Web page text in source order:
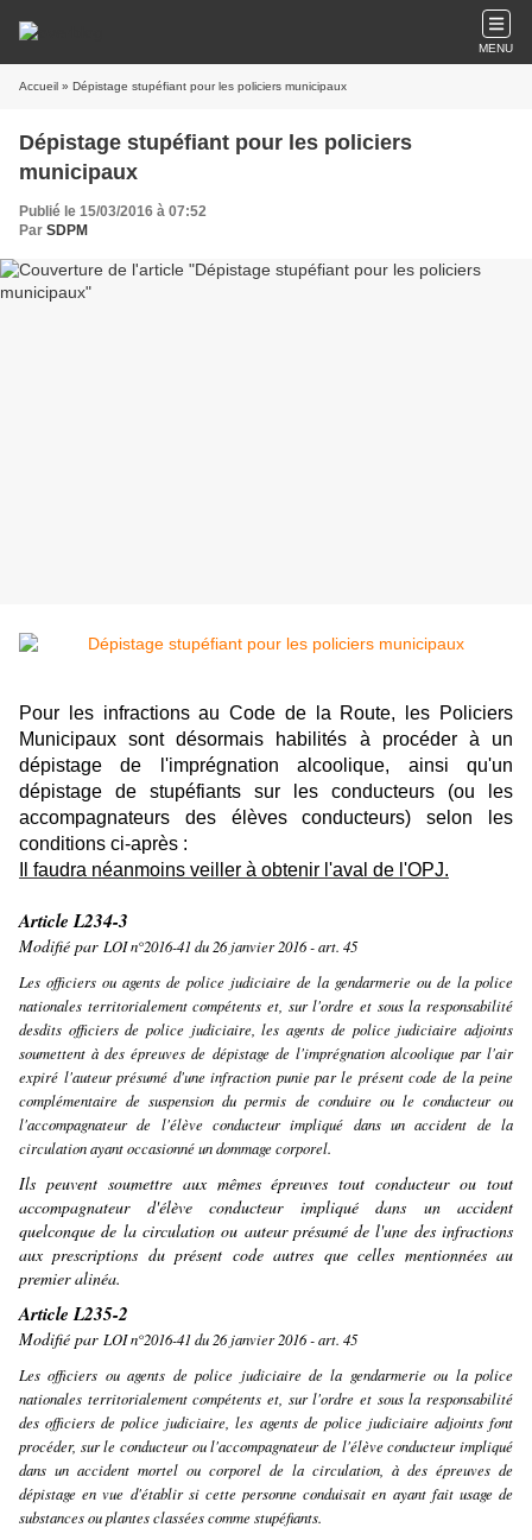
MENU
Accueil » Dépistage stupéfiant pour les policiers municipaux
Dépistage stupéfiant pour les policiers
municipaux
Publié le 15/03/2016 à 07:52
Par SDPM
Pour les infractions au Code de la Route,
les Policiers
Municipaux sont désormais habilités à procéder à un
dépistage de l'imprégnation alcoolique, ainsi qu'un
dépistage de stupéfiants sur les conducteurs (ou les
accompagnateurs des élèves conducteurs) selon les
conditions ci-après :
Il faudra néanmoins veiller à obtenir l'aval de l'OPJ.
Article L234-3
Modifié par LOI n°2016-41 du 26 janvier 2016 - art. 45
Les officiers ou agents de police judiciaire de la gendarmerie ou de la police
nationales territorialement compétents et, sur l'ordre et sous la responsabilité
desdits officiers de police judiciaire, les agents de police judiciaire adjoints
soumettent à des épreuves de dépistage de l'imprégnation alcoolique par l'air
expiré l'auteur présumé d'une infraction punie par le présent code de la peine
complémentaire de suspension du permis de conduire ou le conducteur ou
l'accompagnateur de l'élève conducteur impliqué dans un accident de la
circulation ayant occasionné un dommage corporel.
Ils peuvent soumettre aux mêmes épreuves tout conducteur ou tout
accompagnateur d'élève conducteur impliqué dans un accident
quelconque de la circulation ou auteur présumé de l'une des infractions
aux prescriptions du présent code autres que celles mentionnées au
premier alinéa.
Article L235-2
Modifié par LOI n°2016-41 du 26 janvier 2016 - art. 45
Les officiers ou agents de police judiciaire de la gendarmerie ou la police
nationales territorialement compétents et, sur l'ordre et sous la responsabilité
des officiers de police judiciaire, les agents de police judiciaire adjoints font
procéder, sur le conducteur ou l'accompagnateur de l'élève conducteur impliqué
dans un accident mortel ou corporel de la circulation, à des épreuves de
dépistage en vue d'établir si cette personne conduisait en ayant fait usage de
substances ou plantes classées comme stupéfiants.